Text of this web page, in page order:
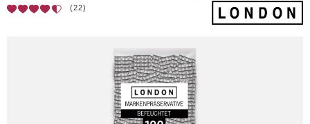
(22)